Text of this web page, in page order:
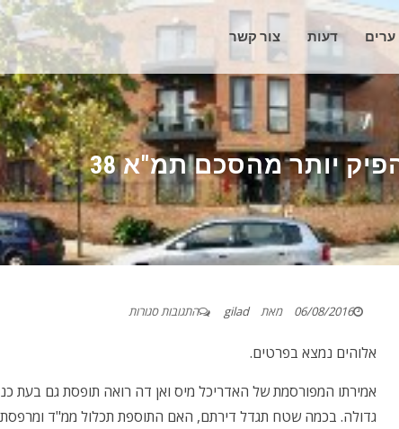
צור קשר דעות ערים
יותר מהסכם תמ"א 38
06/08/2016 מאת gilad התגובות סגורות
אלוהים נמצא בפרטים.
גדולה. בכמה שטח תגדל דירתם, האם התוספת תכלול ממ"ד ומרפסת